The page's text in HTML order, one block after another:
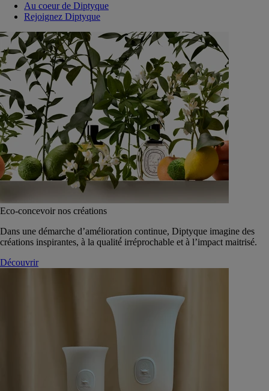
Au coeur de Diptyque
Rejoignez Diptyque
Eco-concevoir nos créations
Dans une démarche d’amélioration continue, Diptyque imagine des
créations inspirantes, à la qualité́ irréprochable et à l’impact maitrisé.
Découvrir